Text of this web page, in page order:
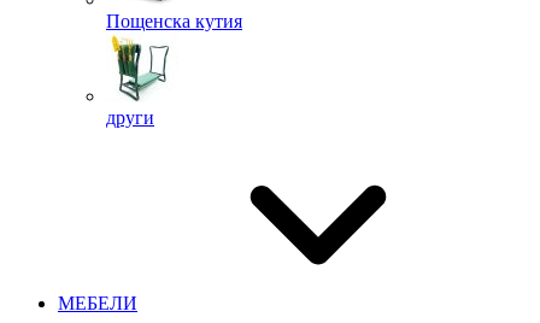
Пощенска кутия
други
МЕБЕЛИ